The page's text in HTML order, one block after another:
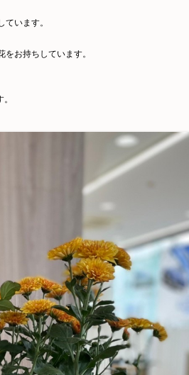
います。
お持ちしています。